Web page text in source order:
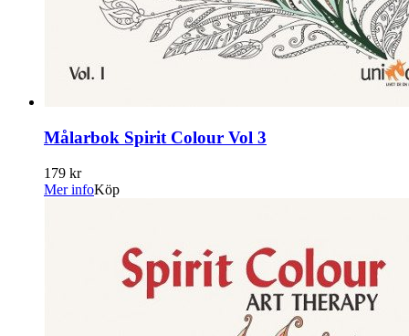
Målarbok Spirit Colour Vol 3
179 kr
Mer infoKöp